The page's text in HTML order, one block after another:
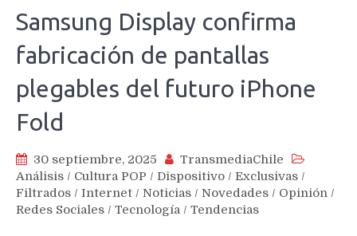
Samsung Display confirma
fabricación de pantallas
plegables del futuro iPhone
Fold
30 septiembre, 2025
TransmediaChile
Análisis / Cultura POP / Dispositivo / Exclusivas /
Filtrados / Internet / Noticias / Novedades / Opinión /
Redes Sociales / Tecnología / Tendencias